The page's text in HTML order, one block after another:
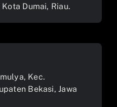
Dumai, Riau.
Kec.
Bekasi, Jawa